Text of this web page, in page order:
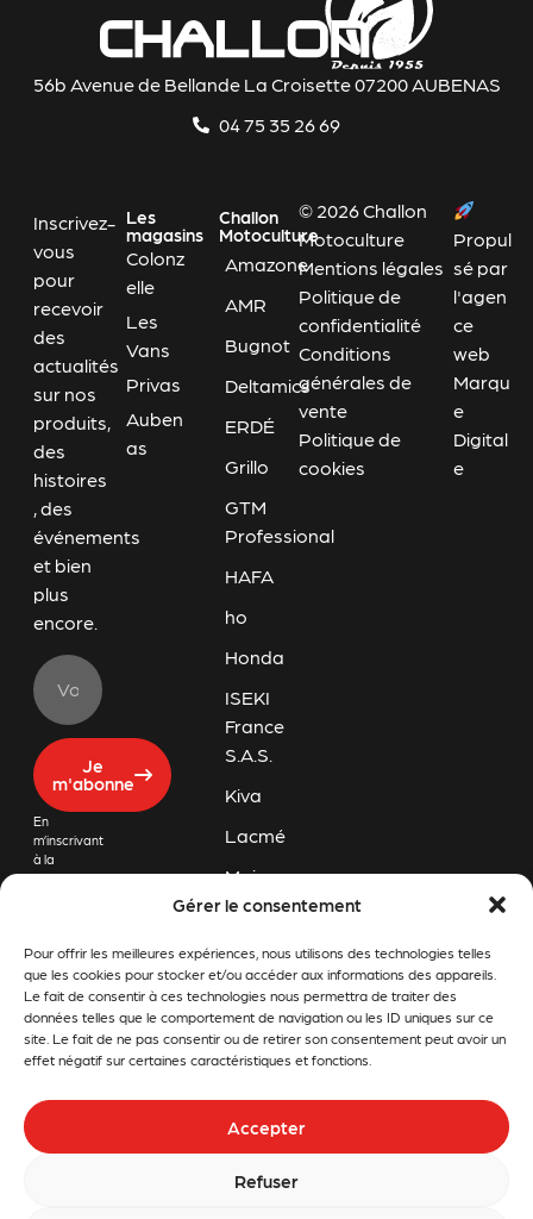
Gérer le consentement
Pour offrir les meilleures expériences, nous utilisons des technologies telles
que les cookies pour stocker et/ou accéder aux informations des appareils.
Le fait de consentir à ces technologies nous permettra de traiter des
données telles que le comportement de navigation ou les ID uniques sur ce
site. Le fait de ne pas consentir ou de retirer son consentement peut avoir un
effet négatif sur certaines caractéristiques et fonctions.
Accepter
Refuser
56b Avenue de Bellande La Croisette 07200 AUBENAS
04 75 35 26 69
Inscrivez-
vous
pour
recevoir
des
actualités
sur nos
produits,
des
histoires
, des
événements
et bien
plus
encore.
Je
m'abonne
En
m’inscrivant
à la
newsletter
que mon
adresse
email soit
conservée
recevoir les
dernières
et offres
en lien avec
Les
magasins
Colonz
elle
Les
Vans
Privas
Auben
as
Challon
Motoculture
Amazone
AMR
Bugnot
Deltamics
ERDÉ
Grillo
GTM
Professional
HAFA
ho
Honda
ISEKI
France
S.A.S.
Kiva
Lacmé
Majar
Orec
Pubert
Rapid
Snapper
Stihl
Tom
Press
© 2026 Challon
Motoculture
Mentions légales
Politique de
confidentialité
Conditions
générales de
vente
Politique de
cookies
Propul
sé par
l'agen
ce
web
Marqu
e
Digital
e